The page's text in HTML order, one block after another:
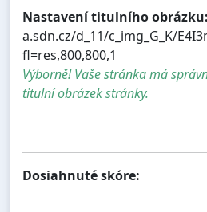
Nastavení titulního obrázku:
a.sdn.cz/d_11/c_img_G_K/
fl=res,800,800,1
Výborně! Vaše stránka má
titulní obrázek stránky.
Dosiahnuté skóre: